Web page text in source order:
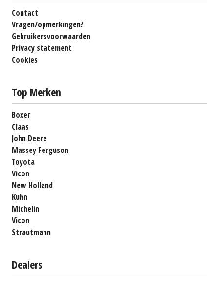
Contact
Vragen/opmerkingen?
Gebruikersvoorwaarden
Privacy statement
Cookies
Top Merken
Boxer
Claas
John Deere
Massey Ferguson
Toyota
Vicon
New Holland
Kuhn
Michelin
Vicon
Strautmann
Dealers